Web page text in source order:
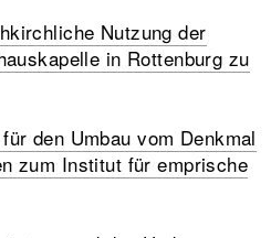
Nutzung der
in Rottenburg zu
den Umbau vom Denkmal
zum Institut für emprische